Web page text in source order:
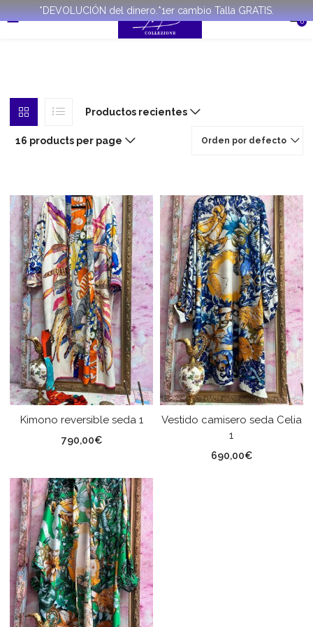
*DEVOLUCIÓN del dinero.*1er cambio Talla GRATIS.
0
Productos recientes
Orden por defecto
16 products per page
Kimono reversible seda 1
790,00€
Vestido camisero seda Celia
1
690,00€